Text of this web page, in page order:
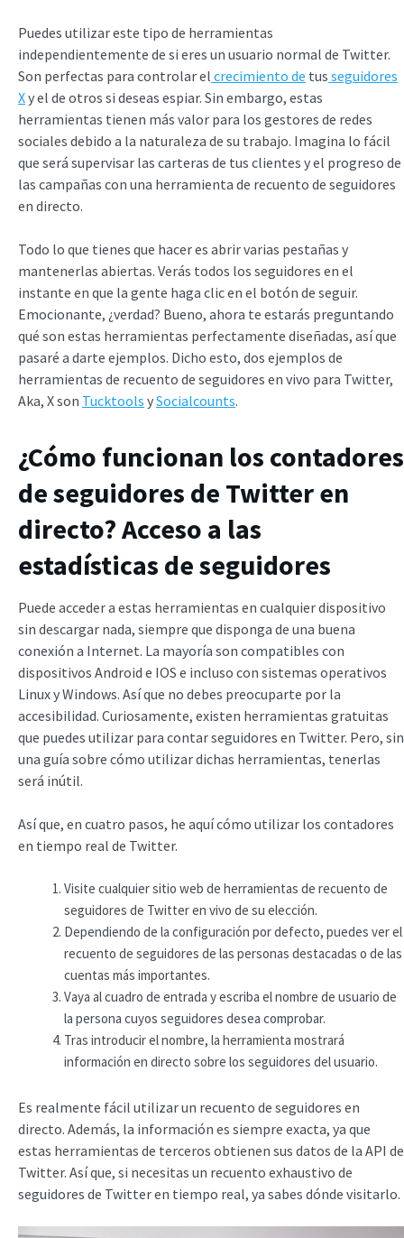
Puedes utilizar este tipo de herramientas
independientemente de si eres un usuario normal de Twitter.
Son perfectas para controlar el crecimiento de tus seguidores
Xy el de otros si deseas espiar. Sin embargo, estas
herramientas tienen más valor para los gestores de redes
sociales debido a la naturaleza de su trabajo. Imagina lo fácil
que será supervisar las carteras de tus clientes y el progreso de
las campañas con una herramienta de recuento de seguidores
en directo.
Todo lo que tienes que hacer es abrir varias pestañas y
mantenerlas abiertas. Verás todos los seguidores en el
instante en que la gente haga clic en el botón de seguir.
Emocionante, ¿verdad? Bueno, ahora te estarás preguntando
qué son estas herramientas perfectamente diseñadas, así que
pasaré a darte ejemplos. Dicho esto, dos ejemplos de
herramientas de recuento de seguidores en vivo para Twitter,
Aka, X son Tucktools ySocialcounts.
¿Cómo funcionan los contadores
de seguidores de Twitter en
directo? Acceso a las
estadísticas de seguidores
Puede acceder a estas herramientas en cualquier dispositivo
sin descargar nada, siempre que disponga de una buena
conexión a Internet. La mayoría son compatibles con
dispositivos Android e IOS e incluso con sistemas operativos
Linux y Windows. Así que no debes preocuparte por la
accesibilidad. Curiosamente, existen herramientas gratuitas
que puedes utilizar para contar seguidores en Twitter. Pero, sin
una guía sobre cómo utilizar dichas herramientas, tenerlas
será inútil.
Así que, en cuatro pasos, he aquí cómo utilizar los contadores
en tiempo real de Twitter.
Visite cualquier sitio web de herramientas de recuento de
seguidores de Twitter en vivo de su elección.
Dependiendo de la configuración por defecto, puedes ver el
recuento de seguidores de las personas destacadas o de las
cuentas más importantes.
Vaya al cuadro de entrada y escriba el nombre de usuario de
la persona cuyos seguidores desea comprobar.
Tras introducir el nombre, la herramienta mostrará
información en directo sobre los seguidores del usuario.
Es realmente fácil utilizar un recuento de seguidores en
directo. Además, la información es siempre exacta, ya que
estas herramientas de terceros obtienen sus datos de la API de
Twitter. Así que, si necesitas un recuento exhaustivo de
seguidores de Twitter en tiempo real, ya sabes dónde visitarlo.